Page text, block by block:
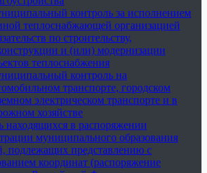
контроль за исполнением
теплоснабжающей организацией
по строительству,
и (или) модернизации
теплоснабжения
контроль на
транспорте, городском
электрическом транспорте и в
хозяйстве
находящихся в распоряжении
муниципального образования
подлежащих представлению с
координат (распоряжение